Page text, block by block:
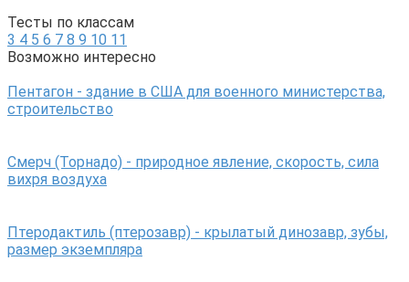
Тесты по классам
3 4 5 6 7 8 9 10 11
Возможно интересно
Пентагон - здание в США для военного министерства,
строительство
Смерч (Торнадо) - природное явление, скорость, сила
вихря воздуха
Птеродактиль (птерозавр) - крылатый динозавр, зубы,
размер экземпляра